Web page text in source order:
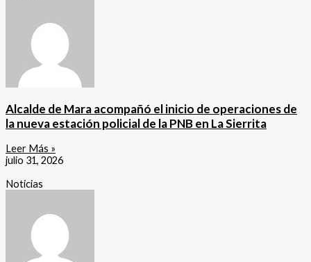
Alcalde de Mara acompañó el inicio de operaciones de
la nueva estación policial de la PNB en La Sierrita
Leer Más »
julio 31, 2026
Noticias